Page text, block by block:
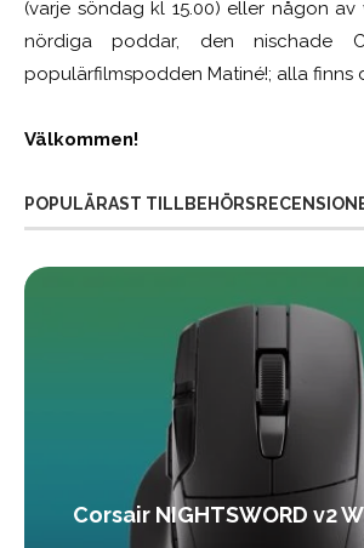
(varje söndag kl 15.00) eller någon
nördiga poddar, den nischade
populärfilmspodden Matiné!; alla finns
Välkommen!
POPULÄRAST
Corsair NIGHTSWORD v2